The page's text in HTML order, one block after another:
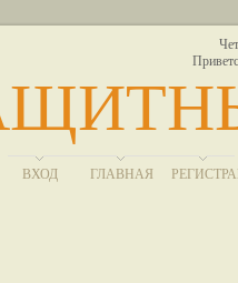
ВХОД ГЛАВНАЯ